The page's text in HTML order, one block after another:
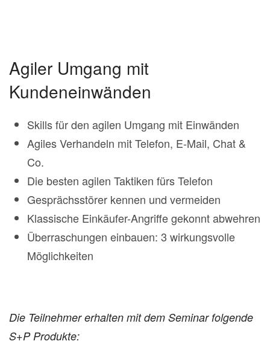
Agiler Umgang mit
Kundeneinwänden
Skills für den agilen Umgang mit Einwänden
Agiles Verhandeln mit Telefon, E-Mail, Chat &
Co.
Die besten agilen Taktiken fürs Telefon
Gesprächsstörer kennen und vermeiden
Klassische Einkäufer-Angriffe gekonnt abwehren
Überraschungen einbauen: 3 wirkungsvolle
Möglichkeiten
Die Teilnehmer erhalten mit dem Seminar folgende
S+P Produkte: